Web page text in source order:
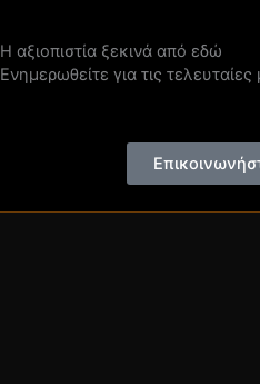
Η αξιοπιστία ξεκινά από εδώ
Ενημερωθείτε για τις τελευταίες